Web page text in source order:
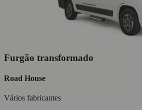
Furgão transformado
Road House
Vários fabricantes